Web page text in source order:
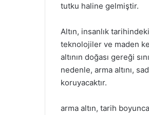
tutku haline gelmiştir.
Altın, insanlık
teknolojiler ve maden
altının doğası gereği
nedenle, arma altını,
koruyacaktır.
arma altın, tarih